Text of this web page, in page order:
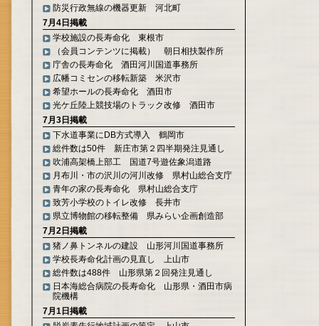
防災行政無線の機器更新 河北町
7月4日掲載
学校施設の長寿命化 東根市
（会員コンテンツに掲載） 朝日相扶製作所
庁舎の長寿命化 酒田河川国道事務所
広幡コミセンの移転新築 米沢市
希望ホールの長寿命化 酒田市
光ケ丘陸上競技場のトラック改修 酒田市
7月3日掲載
下水道事業にDB方式導入 鶴岡市
総件数は50件 新庄市第２四半期発注見通し
吹浦高架橋上部工 国道7号遊佐象潟道路
月布川・市の沢川の河川改修 県村山総合支庁
青年の家の長寿命化 県村山総合支庁
致芳小学校のトイレ改修 長井市
県立博物館の移転整備 県みらい企画創造部
7月2日掲載
猪ノ鼻トンネルの建設 山形河川国道事務所
学校長寿命化計画の見直し 上山市
総件数は488件 山形県第２回発注見通し
日本海総合病院の長寿命化 山形県・酒田市病
院機構
7月1日掲載